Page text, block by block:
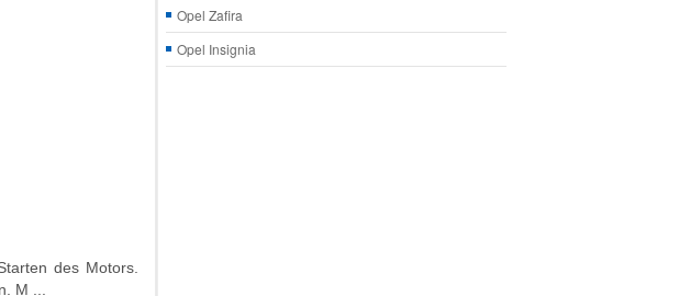
des Motors.
M ...
Opel Zafira
Opel Insignia